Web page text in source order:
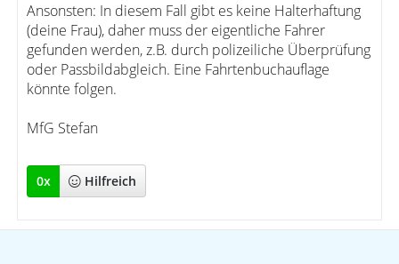
Ansonsten: In diesem Fall gibt es keine Halterhaftung
(deine Frau), daher muss der eigentliche Fahrer
gefunden werden, z.B. durch polizeiliche Überprüfung
oder Passbildabgleich. Eine Fahrtenbuchauflage
könnte folgen.
MfG Stefan
0x Hilfreich